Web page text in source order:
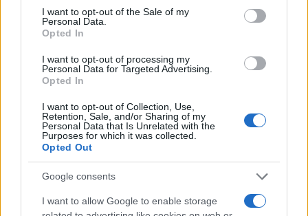
consent section.
I want to opt-out of the Sale of my
Personal Data.
Opted In
I want to opt-out of processing my
Personal Data for Targeted Advertising.
Opted In
I want to opt-out of Collection, Use,
Retention, Sale, and/or Sharing of my
Personal Data that Is Unrelated with the
Purposes for which it was collected.
Opted Out
Google consents
I want to allow Google to enable storage
απωθητικό και ανταγωνιστικό. Όμως, οι μαθητές δεν
είμαστε εγκληματίες. Μας νοιάζει σε τι σχολείο πάμε,
ξέρουμε να αγωνιζόμαστε συλλογικά για αυτό, ξέρουμε
να δείχνουμε αλληλεγγύη, να είμαστε με το δίκιο, την
όλες οι κυβερνήσεις και το Υπουργείο που έχουν κάνει
χάλια τα σχολεία μας, αντί να ακούσουν τα αιτήματα μας,
το μόνο που κάνουν είναι να μας απειλούν με αποβολές
και ποινές, να μας ζητάνε να μείνουμε ακούνητοι και
αμίλητοι! Δεν τους κάνουμε τη χάρη! Κάτω το bullying
του Υπουργείου στους μαθητές!